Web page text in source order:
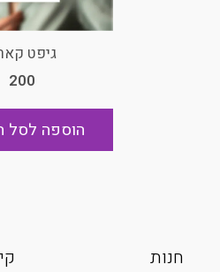
גיפט
200
הוספה לסל
חנות